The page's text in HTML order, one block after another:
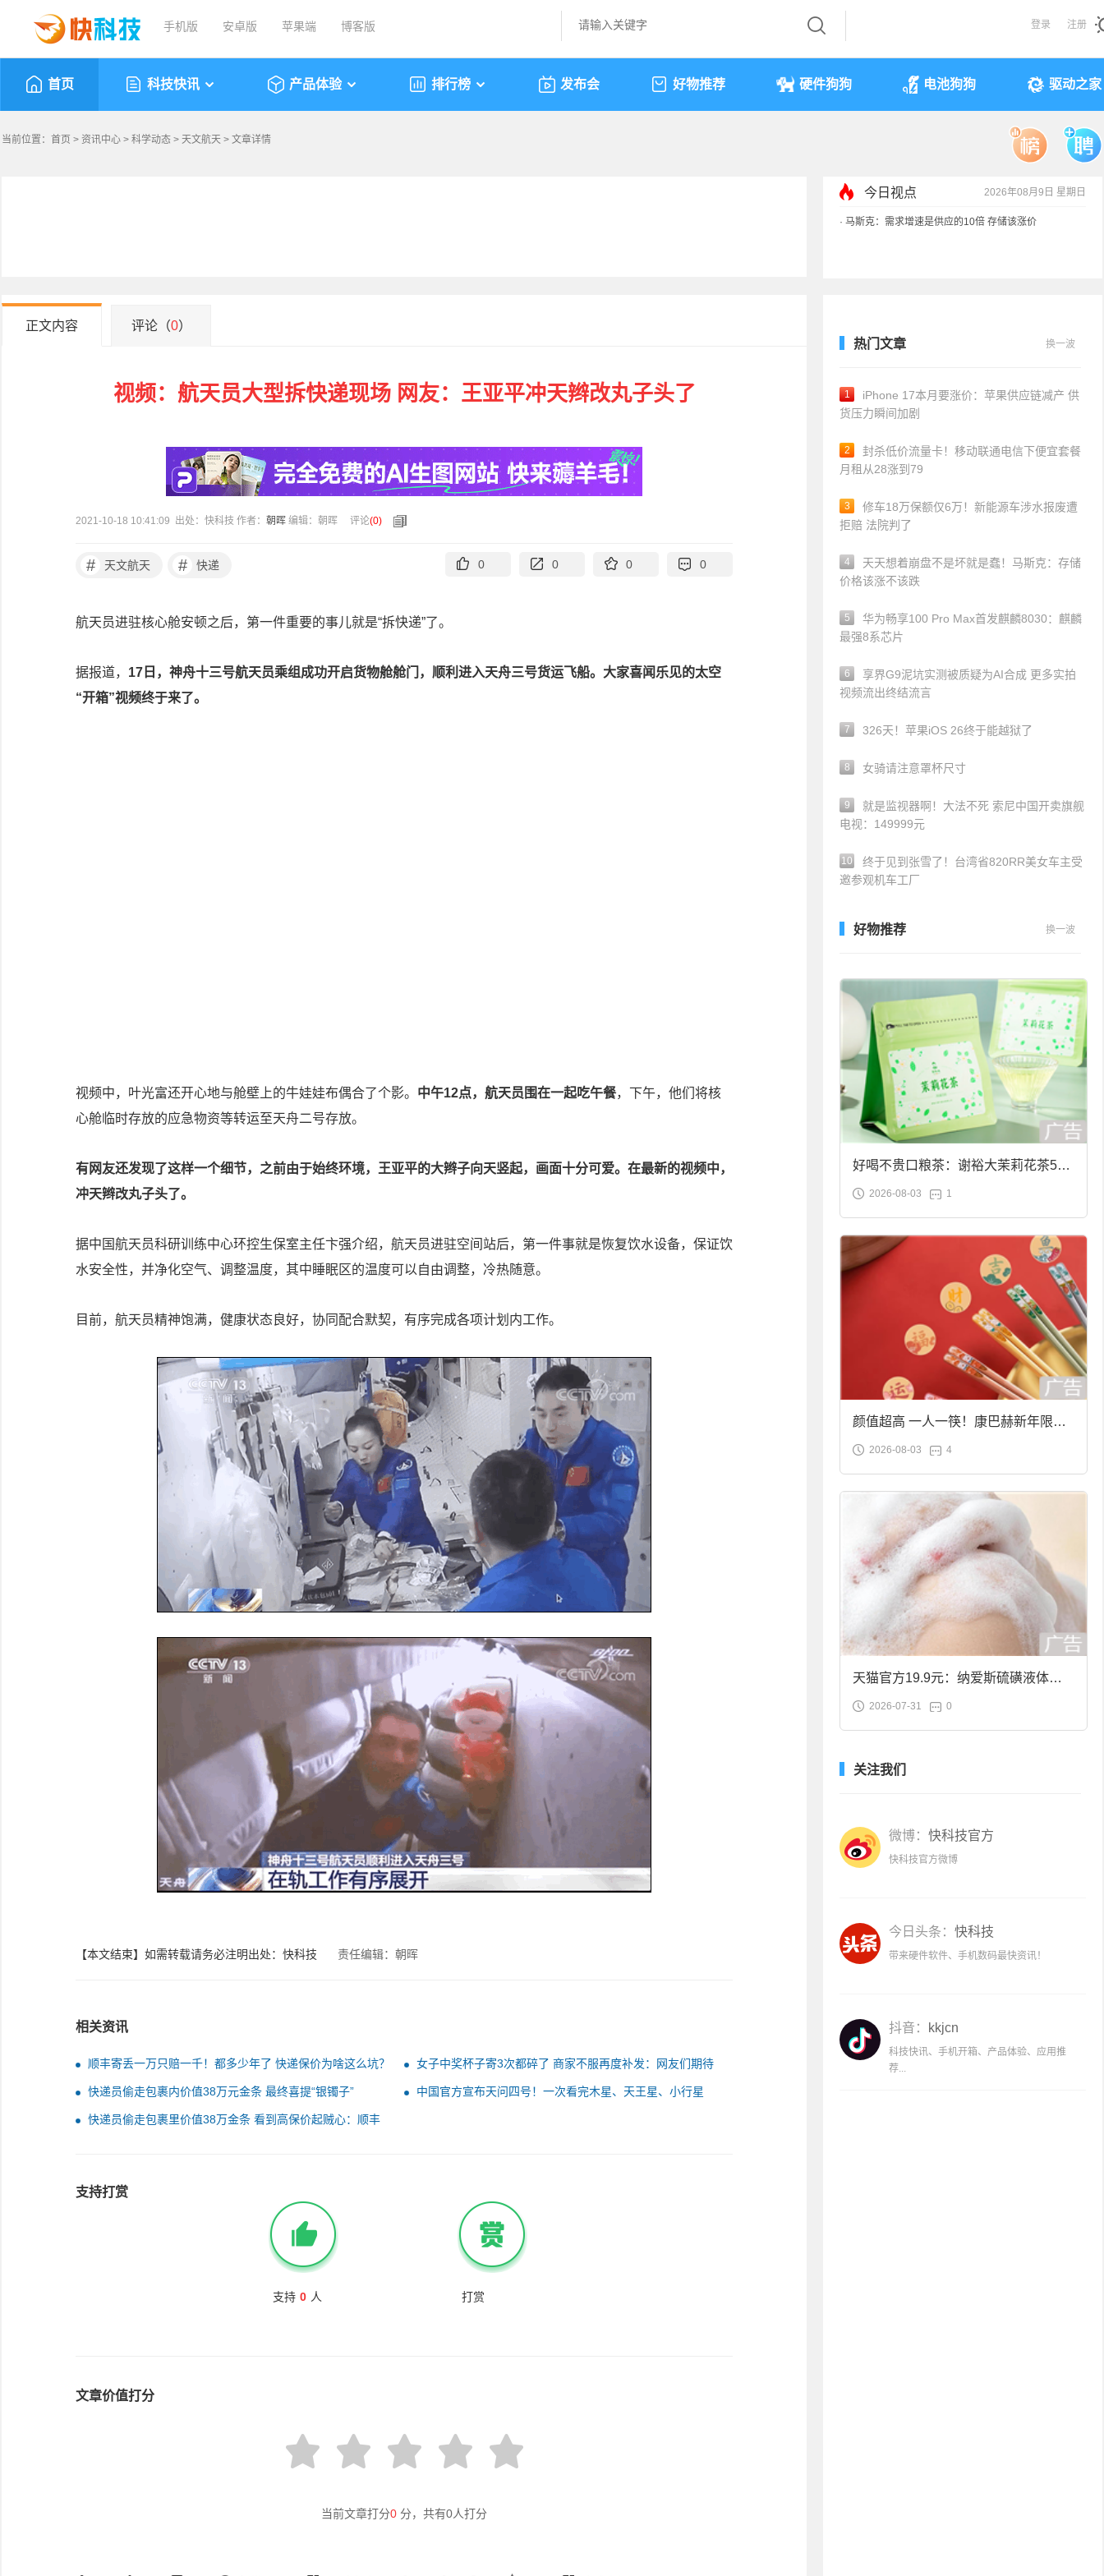
手机版 安卓版 苹果端 博客版 登录 注册
首页 科技快讯 产品体验 排行榜 发布会 好物推荐 硬件狗狗 电池狗狗 驱动之家
当前位置： 首页 > 资讯中心 > 科学动态 > 天文航天 > 文章详情
今日视点 2026年08月9日 星期日
马斯克：需求增速是供应的10倍 存储该涨价
正文内容 评论（0）
视频：航天员大型拆快递现场 网友：王亚平冲天辫改丸子头了
2021-10-18 10:41:09 出处：快科技 作者： 朝晖 编辑：朝晖 评论(0)
# 天文航天 # 快递 0 0 0 0
航天员进驻核心舱安顿之后，第一件重要的事儿就是“拆快递”了。
据报道， 17日，神舟十三号航天员乘组成功开启货物舱舱门，顺利进入天舟三号货运飞船。大家喜闻乐见的太空
“开箱”视频终于来了。
视频中，叶光富还开心地与舱壁上的牛娃娃布偶合了个影。 中午12点，航天员围在一起吃午餐，下午，他们将核
心舱临时存放的应急物资等转运至天舟二号存放。
有网友还发现了这样一个细节，之前由于始终环境，王亚平的大辫子向天竖起，画面十分可爱。在最新的视频中，
冲天辫改丸子头了。
据中国航天员科研训练中心环控生保室主任卞强介绍，航天员进驻空间站后，第一件事就是恢复饮水设备，保证饮
水安全性，并净化空气、调整温度，其中睡眠区的温度可以自由调整，冷热随意。
目前，航天员精神饱满，健康状态良好，协同配合默契，有序完成各项计划内工作。
【本文结束】如需转载请务必注明出处：快科技 责任编辑：朝晖
相关资讯
顺丰寄丢一万只赔一千！都多少年了 快递保价为啥这么坑？
女子中奖杯子寄3次都碎了 商家不服再度补发：网友们期待
后续
快递员偷走包裹内价值38万元金条 最终喜提“银镯子” 中国官方宣布天问四号！一次看完木星、天王星、小行星
快递员偷走包裹里价值38万金条 看到高保价起贼心：顺丰
支持打赏
支持 0 人 打赏
文章价值打分
当前文章打分0 分，共有0人打分
热门文章 换一波
1
iPhone 17本月要涨价：苹果供应链减产 供
货压力瞬间加剧
2
封杀低价流量卡！移动联通电信下便宜套餐
月租从28涨到79
3
修车18万保额仅6万！新能源车涉水报废遭
拒赔 法院判了
4
天天想着崩盘不是坏就是蠢！马斯克：存储
价格该涨不该跌
5
华为畅享100 Pro Max首发麒麟8030：麒麟
最强8系芯片
6
享界G9泥坑实测被质疑为AI合成 更多实拍
视频流出终结流言
7 326天！苹果iOS 26终于能越狱了
8 女骑请注意罩杯尺寸
9
就是监视器啊！大法不死 索尼中国开卖旗舰
电视：149999元
10
终于见到张雪了！台湾省820RR美女车主受
邀参观机车工厂
好物推荐 换一波
好喝不贵口粮茶：谢裕大茉莉花茶50g
袋装9.9元到手
2026-08-03 1
颜值超高 一人一筷！康巴赫新年限定
合金筷子大促：19.9元
2026-08-03 4
天猫官方19.9元：纳爱斯硫磺液体香
皂2斤大促
2026-07-31 0
关注我们
微博： 快科技官方
快科技官方微博
今日头条： 快科技
带来硬件软件、手机数码最快资讯！
抖音： kkjcn
科技快讯、手机开箱、产品体验、应用推
荐...